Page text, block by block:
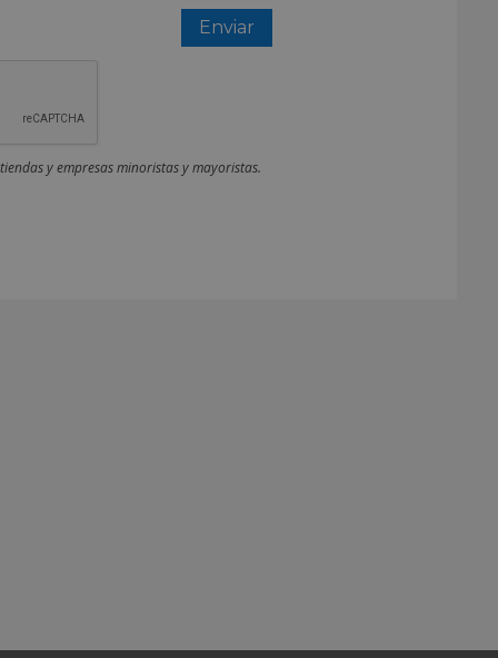
y empresas minoristas y mayoristas.